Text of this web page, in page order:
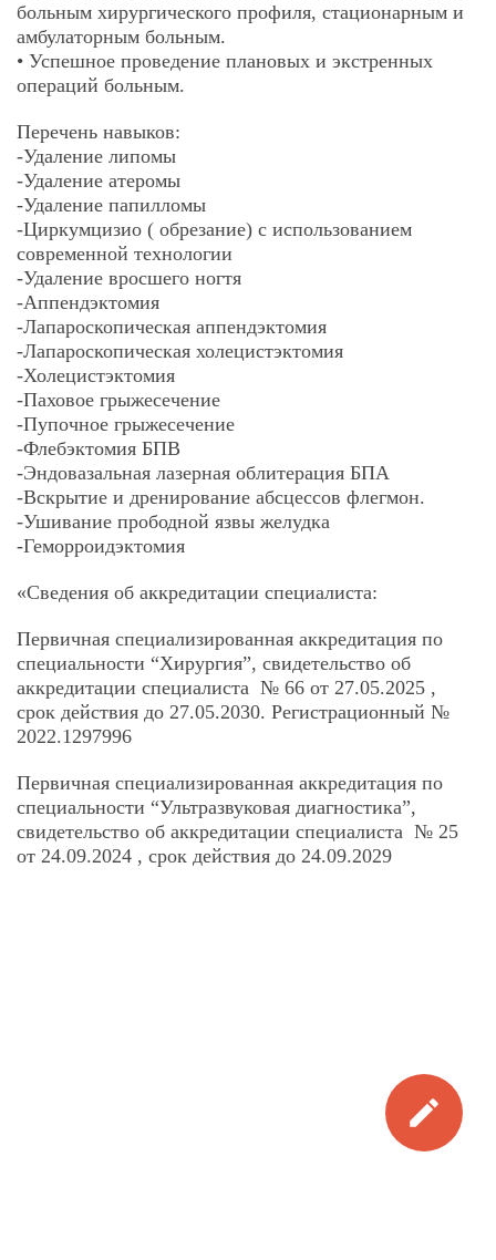
больным хирургического профиля, стационарным и
амбулаторным больным.
• Успешное проведение плановых и экстренных
операций больным.
Перечень навыков:
-Удаление липомы
-Удаление атеромы
-Удаление папилломы
-Циркумцизио ( обрезание) с использованием
современной технологии
-Удаление вросшего ногтя
-Аппендэктомия
-Лапароскопическая аппендэктомия
-Лапароскопическая холецистэктомия
-Холецистэктомия
-Паховое грыжесечение
-Пупочное грыжесечение
-Флебэктомия БПВ
-Эндовазальная лазерная облитерация БПА
-Вскрытие и дренирование абсцессов флегмон.
-Ушивание прободной язвы желудка
-Геморроидэктомия
«Сведения об аккредитации специалиста:
Первичная специализированная аккредитация по
специальности “Хирургия”, свидетельство об
аккредитации специалиста № 66 от 27.05.2025 ,
срок действия до 27.05.2030. Регистрационный №
2022.1297996
Первичная специализированная аккредитация по
специальности “Ультразвуковая диагностика”,
свидетельство об аккредитации специалиста № 25
от 24.09.2024 , срок действия до 24.09.2029
edit